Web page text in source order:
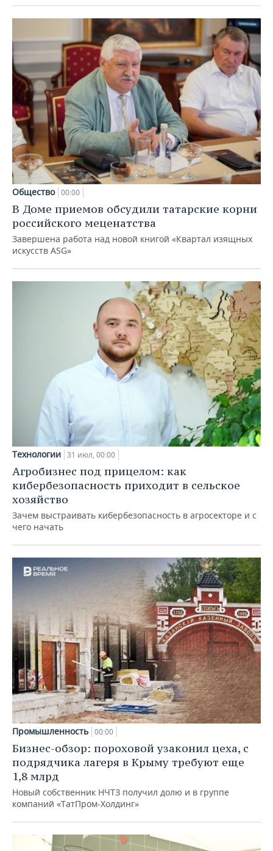
Общество 00:00
В Доме приемов обсудили татарские корни
российского меценатства
Завершена работа над новой книгой «Квартал изящных
искусств ASG»
Технологии 31 июл, 00:00
Агробизнес под прицелом: как
кибербезопасность приходит в сельское
хозяйство
Зачем выстраивать кибербезопасность в агросекторе и с
чего начать
Промышленность 00:00
Бизнес-обзор: пороховой узаконил цеха, с
подрядчика лагеря в Крыму требуют еще
1,8 млрд
Новый собственник НЧТЗ получил долю и в группе
компаний «ТатПром-Холдинг»